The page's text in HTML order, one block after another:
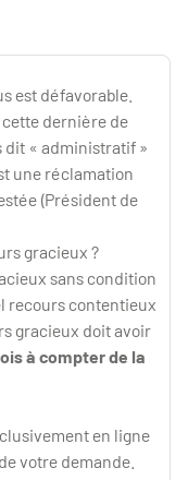
est défavorable.
cette dernière de
dit « administratif »
une réclamation
(Président de
gracieux ?
sans condition
recours contentieux
gracieux doit avoir
à compter de la
en ligne
votre demande.